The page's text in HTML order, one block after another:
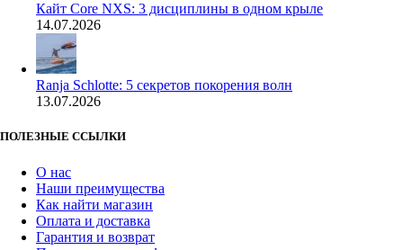
Кайт Core NXS: 3 дисциплины в одном крыле
14.07.2026
Ranja Schlotte: 5 секретов покорения волн
13.07.2026
ПОЛЕЗНЫЕ ССЫЛКИ
О нас
Наши преимущества
Как найти магазин
Оплата и доставка
Гарантия и возврат